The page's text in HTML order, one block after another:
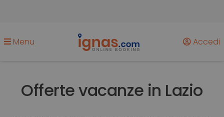
Menu Accedi
Offerte vacanze in Lazio